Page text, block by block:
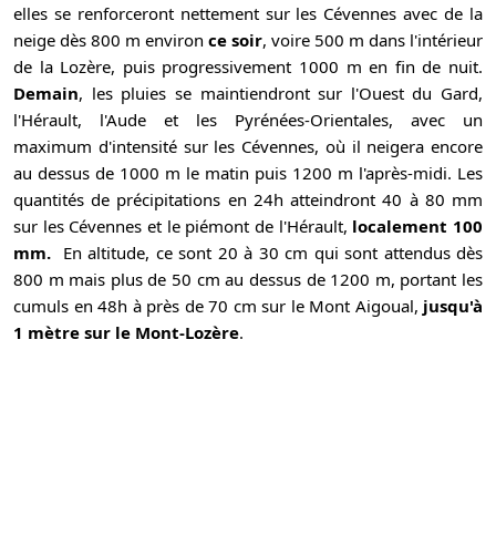
elles se renforceront nettement sur les Cévennes avec de la
neige dès 800 m environ ce soir, voire 500 m dans l'intérieur
de la Lozère, puis progressivement 1000 m en fin de nuit.
Demain, les pluies se maintiendront sur l'Ouest du Gard,
l'Hérault, l'Aude et les Pyrénées-Orientales, avec un
maximum d'intensité sur les Cévennes, où il neigera encore
au dessus de 1000 m le matin puis 1200 m l'après-midi. Les
quantités de précipitations en 24h atteindront 40 à 80 mm
sur les Cévennes et le piémont de l'Hérault, localement 100
mm. En altitude, ce sont 20 à 30 cm qui sont attendus dès
800 m mais plus de 50 cm au dessus de 1200 m, portant les
cumuls en 48h à près de 70 cm sur le Mont Aigoual, jusqu'à
1 mètre sur le Mont-Lozère.